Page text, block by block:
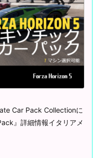
Car Pack Collectionに
』詳細情報イタリアメ